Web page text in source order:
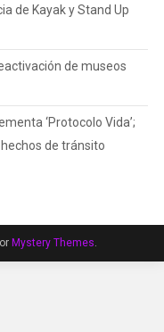
de Kayak y Stand Up
de museos
‘Protocolo Vida’;
de tránsito
Mystery Themes.